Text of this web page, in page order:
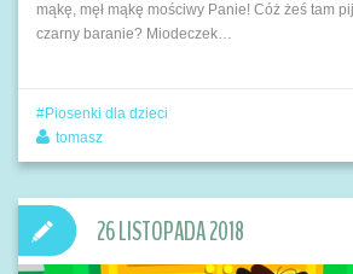
mąkę, męł mąkę mościwy Panie! Cóż żeś tam
czarny baranie? Miodeczek…
Piosenki dla dzieci
tomasz
26 LISTOPADA 2018